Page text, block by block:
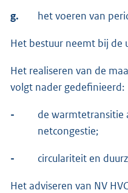
g. het voeren van
Het bestuur neemt bij de
Het realiseren van de
volgt nader gedefinieerd:
-
de warmtetransitie
netcongestie;
- circulariteit en
Het adviseren van NV